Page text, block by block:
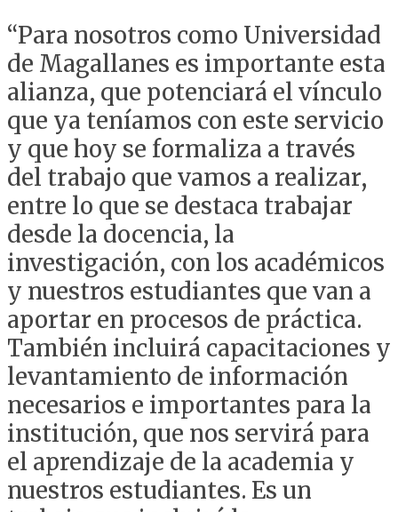
“Para nosotros como Universidad
de Magallanes es importante esta
alianza, que potenciará el vínculo
que ya teníamos con este servicio
y que hoy se formaliza a través
del trabajo que vamos a realizar,
entre lo que se destaca trabajar
desde la docencia, la
investigación, con los académicos
y nuestros estudiantes que van a
aportar en procesos de práctica.
También incluirá capacitaciones y
levantamiento de información
necesarios e importantes para la
institución, que nos servirá para
el aprendizaje de la academia y
nuestros estudiantes. Es un